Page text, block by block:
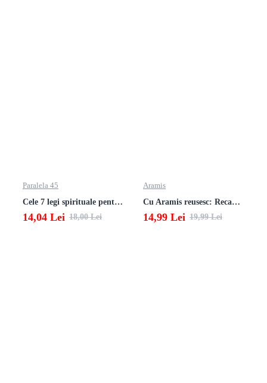
Paralela 45
Cele 7 legi spirituale pentru parinti
14,04 Lei 18,00 Lei
Aramis
Cu Aramis reusesc: Recapitulare si evaluare - Clasa a 3-a (Matematica si Stiinte ale naturii)
14,99 Lei 19,99 Lei